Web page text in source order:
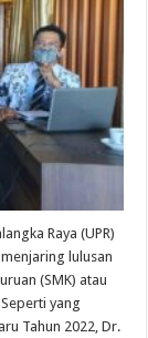
Raya (UPR)
lulusan
(SMK) atau
yang
Tahun 2022, Dr.